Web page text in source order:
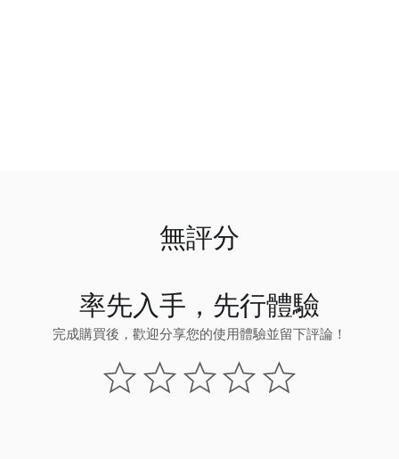
無評分
率先入手，先行體驗
完成購買後，歡迎分享您的使用體驗並留下評論！